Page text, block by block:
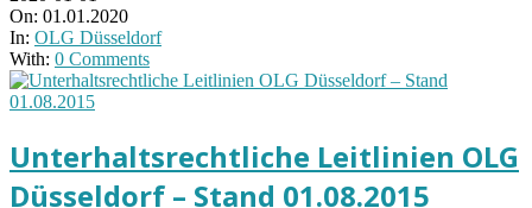
On: 01.01.2020
In: OLG Düsseldorf
With: 0 Comments
Unterhaltsrechtliche Leitlinien OLG
Düsseldorf – Stand 01.08.2015